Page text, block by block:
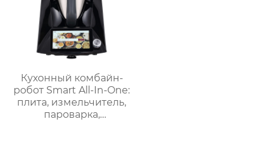
Кухонный комбайн-
робот Smart All-In-One:
плита, измельчитель,
пароварка,